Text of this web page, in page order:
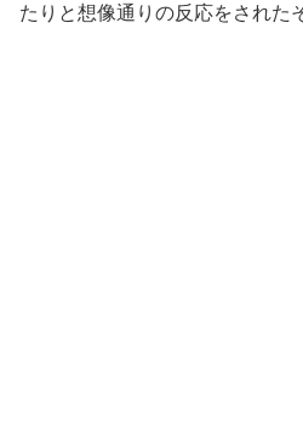
たりと想像通りの反応をされた